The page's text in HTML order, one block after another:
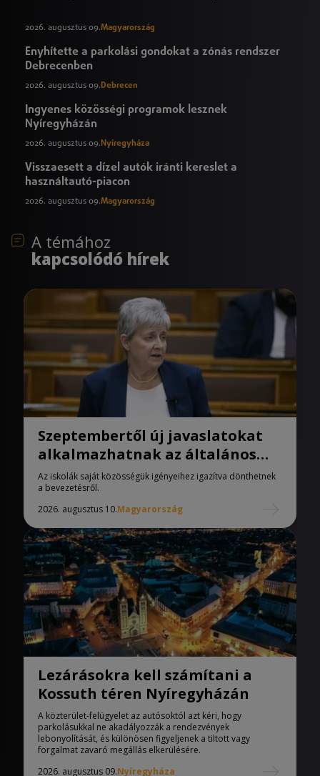
2026. augusztus 09.Magyarország
Enyhítette a parkolási gondokat a zónás rendszer
Debrecenben
2026. augusztus 09.Debrecen
Ingyenes közösségi programok lesznek
Nyíregyházán
2026. augusztus 09. Nyíregyháza
Visszaesett a dízel autók iránti kereslet a
használtautó-piacon
2026. augusztus 09.Magyarország
A témához
kapcsolódó hírek
Szeptembertől új javaslatokat
alkalmazhatnak az általános
iskolák
Az iskolák saját közösségük igényeihez igazítva dönthetnek
a bevezetésről.
2026. augusztus 10.Magyarország
Lezárásokra kell számítani a
Kossuth téren Nyíregyházán
A közterület-felügyelet az autósoktól azt kéri, hogy
parkolásukkal ne akadályozzák a rendezvények
lebonyolítását, és különösen figyeljenek a tiltott vagy
forgalmat zavaró megállás elkerülésére.
2026. augusztus 09.Nyíregyháza